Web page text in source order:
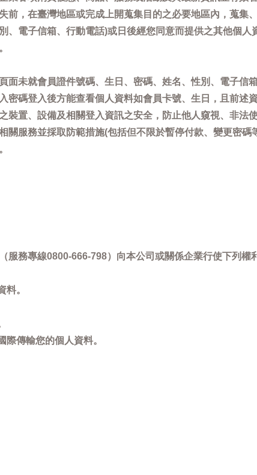
前，在臺灣地區或完成上開蒐集目的之必要地區內，蒐
、電子信箱、行動電話)或日後經您同意而提供之其他個
面未就會員證件號碼、生日、密碼、姓名、性別、電子
密碼登入後方能查看個人資料如會員卡號、生日，且前
裝置、設備及相關登入資訊之安全，防止他人窺視、非
關服務並採取防範措施(包括但不限於暫停付款、變更密
服務專線0800-666-798）向本公司或關係企業行使下列
料。
際傳輸您的個人資料。